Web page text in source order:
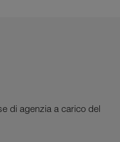
di agenzia a carico del